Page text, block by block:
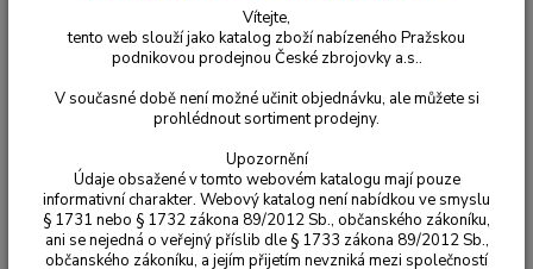
Kompenzátor pro tenkostěnnou
hlaveň se závitem 1/2x28
Vítejte,
tento web slouží jako katalog zboží nabízeného Pražskou
podnikovou prodejnou České zbrojovky a.s..
V současné době není možné učinit objednávku, ale můžete si
prohlédnout sortiment prodejny.
Upozornění
Údaje obsažené v tomto webovém katalogu mají pouze
informativní charakter. Webový katalog není nabídkou ve smyslu
§ 1731 nebo § 1732 zákona 89/2012 Sb., občanského zákoníku,
ani se nejedná o veřejný příslib dle § 1733 zákona 89/2012 Sb.,
občanského zákoníku, a jejím přijetím nevzniká mezi společností